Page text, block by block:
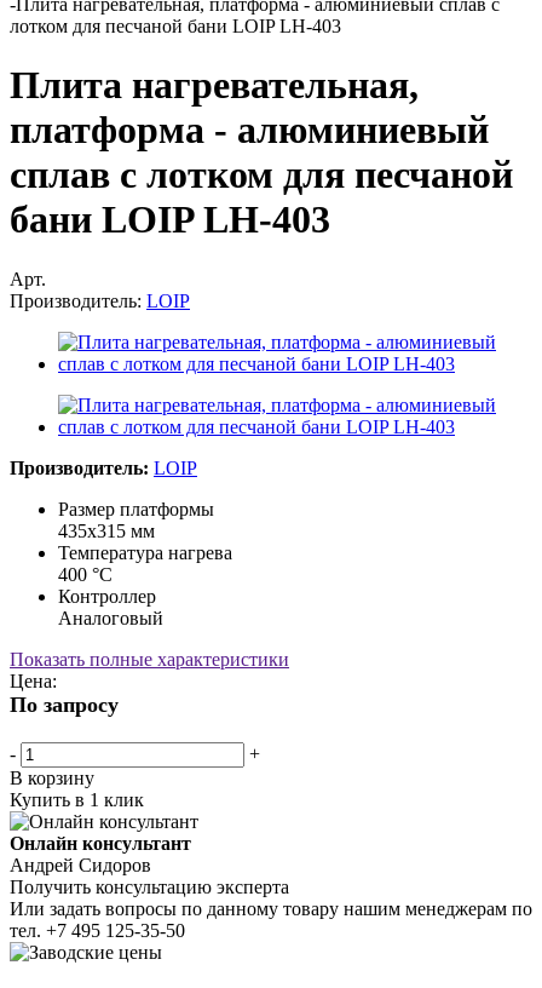
- Плита нагревательная, платформа - алюминиевый сплав с
лотком для песчаной бани LOIP LH-403
Плита нагревательная,
платформа - алюминиевый
сплав с лотком для песчаной
бани LOIP LH-403
Арт.
Производитель: LOIP
Производитель: LOIP
Размер платформы
435х315 мм
Температура нагрева
400 °С
Контроллер
Аналоговый
Показать полные характеристики
Цена:
По запросу
-
+
В корзину
Купить в 1 клик
Онлайн консультант
Андрей Сидоров
Получить консультацию эксперта
Или задать вопросы по данному товару нашим менеджерам по
тел. +7 495 125-35-50